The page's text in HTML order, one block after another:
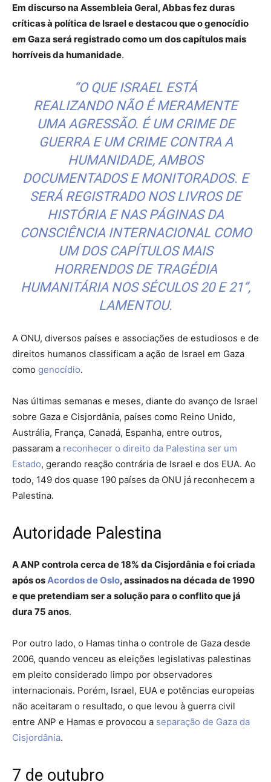
Em discurso na Assembleia Geral, Abbas fez duras
críticas à política de Israel e destacou que o genocídio
em Gaza será registrado como um dos capítulos mais
horríveis da humanidade.
“O QUE ISRAEL ESTÁ
REALIZANDO NÃO É MERAMENTE
UMA AGRESSÃO. É UM CRIME DE
GUERRA E UM CRIME CONTRA A
HUMANIDADE, AMBOS
DOCUMENTADOS E MONITORADOS. E
SERÁ REGISTRADO NOS LIVROS DE
HISTÓRIA E NAS PÁGINAS DA
CONSCIÊNCIA INTERNACIONAL COMO
UM DOS CAPÍTULOS MAIS
HORRENDOS DE TRAGÉDIA
HUMANITÁRIA NOS SÉCULOS 20 E 21”,
LAMENTOU.
A ONU, diversos países e associações de estudiosos e de
direitos humanos classificam a ação de Israel em Gaza
como genocídio.
Nas últimas semanas e meses, diante do avanço de Israel
sobre Gaza e Cisjordânia, países como Reino Unido,
Austrália, França, Canadá, Espanha, entre outros,
passaram a reconhecer o direito da Palestina ser um
Estado, gerando reação contrária de Israel e dos EUA. Ao
todo, 149 dos quase 190 países da ONU já reconhecem a
Palestina.
Autoridade Palestina
A ANP controla cerca de 18% da Cisjordânia e foi criada
após osAcordos de Oslo, assinados na década de 1990
e que pretendiam ser a solução para o conflito que já
dura 75 anos.
Por outro lado, o Hamas tinha o controle de Gaza desde
2006, quando venceu as eleições legislativas palestinas
em pleito considerado limpo por observadores
internacionais. Porém, Israel, EUA e potências europeias
não aceitaram o resultado, o que levou à guerra civil
entre ANP e Hamas e provocou a separação de Gaza da
Cisjordânia.
7 de outubro